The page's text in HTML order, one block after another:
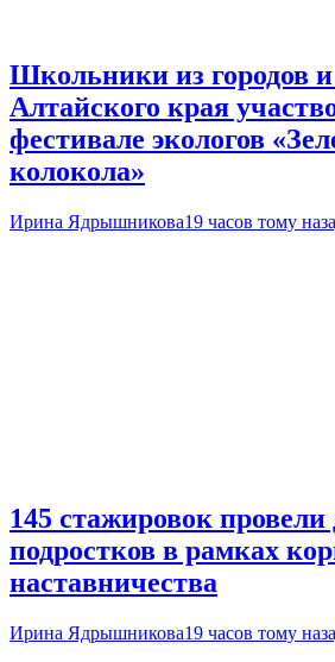
Школьники из городов
Алтайского края
фестивале экологов
колокола»
Ирина Ядрышникова19 часов тому
145 стажировок
подростков в рамках
наставничества
Ирина Ядрышникова19 часов тому